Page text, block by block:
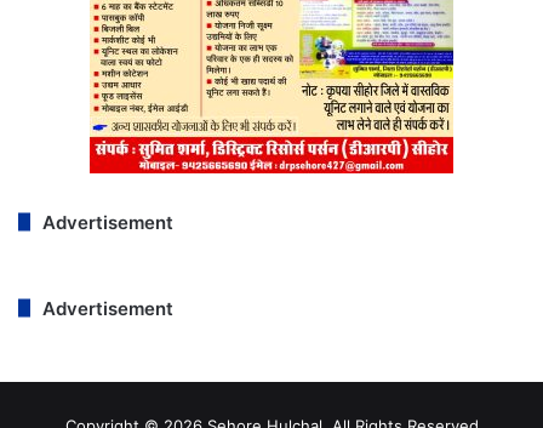
Advertisement
Advertisement